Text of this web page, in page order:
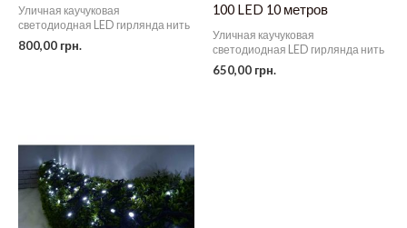
Уличная каучуковая
светодиодная LED гирлянда нить
800,00 грн.
100 LED 10 метров
Уличная каучуковая
светодиодная LED гирлянда нить
650,00 грн.